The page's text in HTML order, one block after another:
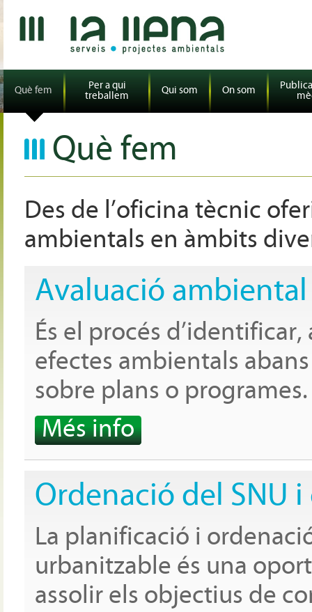
Què fem
Per a qui
treballem
Qui som On som
Què fem
Des de l’oficina tècnic
ambientals en àmbits
Avaluació
És el procés
efectes ambientals
sobre plans o programes.
Més info
Ordenació del SNU
La planificació i
urbanitzable és una
assolir els objectius de